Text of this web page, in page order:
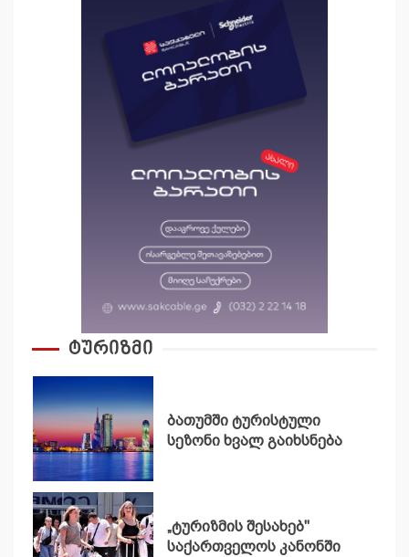
ტურიზმი
ბათუმში ტურისტული
სეზონი ხვალ გაიხსნება
„ტურიზმის შესახებ"
საქართველოს კანონში